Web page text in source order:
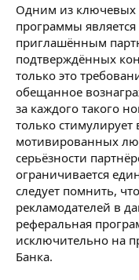
Одним из ключевых
программы
приглашённым
подтверждённых
только это
обещанное
за каждого такого
только стимулирует
мотивированных
серьёзности
ограничивается
следует помнить,
рекламодателей в
реферальная
исключительно на
Банка.